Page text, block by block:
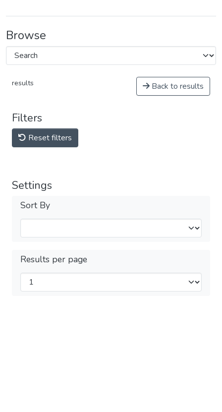
Browse
results Back to results
Filters
Reset filters
Settings
Sort By
Results per page